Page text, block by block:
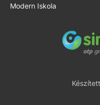
Modern Iskola